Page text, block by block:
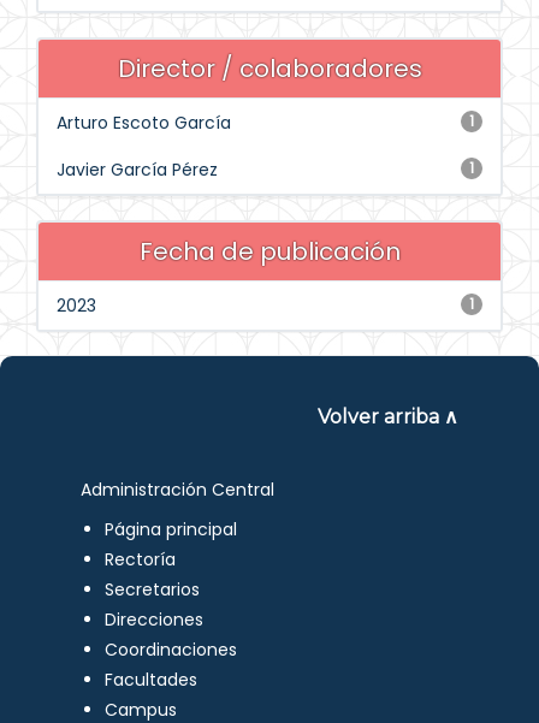
Director / colaboradores
1
Arturo Escoto García
1
Javier García Pérez
Fecha de publicación
1
2023
Volver arriba ∧
Administración Central
Página principal
Rectoría
Secretarios
Direcciones
Coordinaciones
Facultades
Campus